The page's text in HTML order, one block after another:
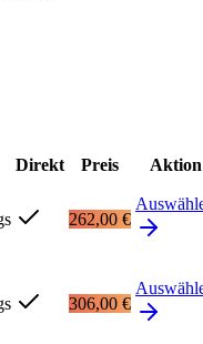
Direkt Preis Aktion
262,00 €
306,00 €